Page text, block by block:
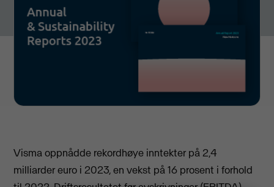
Visma oppnådde rekordhøye inntekter på 2,4
milliarder euro i 2023, en vekst på 16 prosent i forhold